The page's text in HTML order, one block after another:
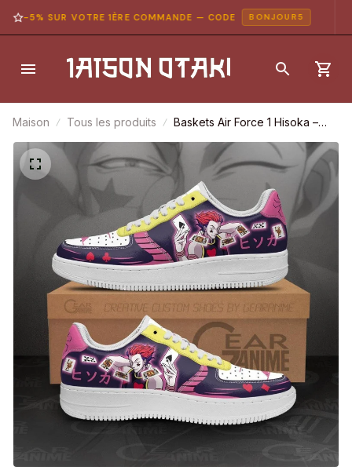
-5% SUR VOTRE 1ÈRE COMMANDE — CODE BONJOUR5
Maison Tous les produits
Baskets Air Force 1 Hisoka –
Hunter x Hunter – Chaussures
d’anime